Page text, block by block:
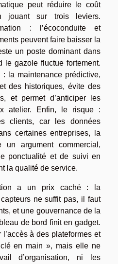
peut réduire le coût
jouant sur trois leviers.
: l’écoconduite et
peuvent faire baisser la
un poste dominant dans
le gazole fluctue fortement.
la maintenance prédictive,
des historiques, évite des
et permet d’anticiper les
atelier. Enfin, le risque :
clients, car les données
certaines entreprises, la
un argument commercial,
ponctualité et de suivi en
la qualité de service.
a un prix caché : la
ne suffit pas, il faut
et une gouvernance de la
de bord finit en gadget.
à des plateformes et
en main », mais elle ne
d’organisation, ni les